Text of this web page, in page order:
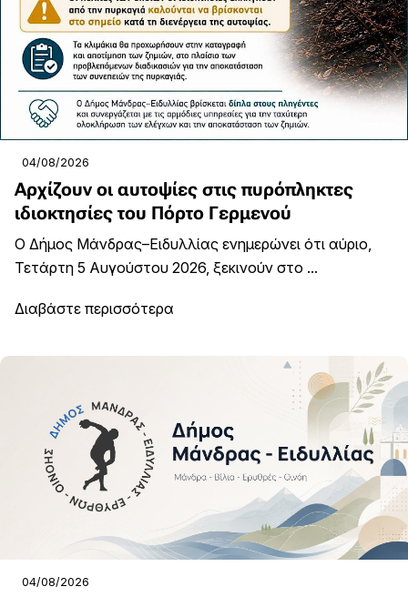
04/08/2026
Αρχίζουν οι αυτοψίες στις πυρόπληκτες
ιδιοκτησίες του Πόρτο Γερμενού
Ο Δήμος Μάνδρας–Ειδυλλίας ενημερώνει ότι αύριο,
Τετάρτη 5 Αυγούστου 2026, ξεκινούν στο ...
Διαβάστε περισσότερα
04/08/2026